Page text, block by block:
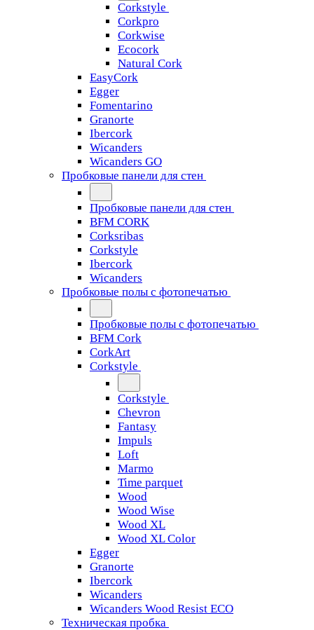
Corkstyle
Corkpro
Corkwise
Ecocork
Natural Cork
EasyCork
Egger
Fomentarino
Granorte
Ibercork
Wicanders
Wicanders GO
Пробковые панели для стен
Пробковые панели для стен
BFM CORK
Corksribas
Corkstyle
Ibercork
Wicanders
Пробковые полы с фотопечатью
Пробковые полы с фотопечатью
BFM Cork
CorkArt
Corkstyle
Corkstyle
Chevron
Fantasy
Impuls
Loft
Marmo
Time parquet
Wood
Wood Wise
Wood XL
Wood XL Color
Egger
Granorte
Ibercork
Wicanders
Wicanders Wood Resist ECO
Техническая пробка